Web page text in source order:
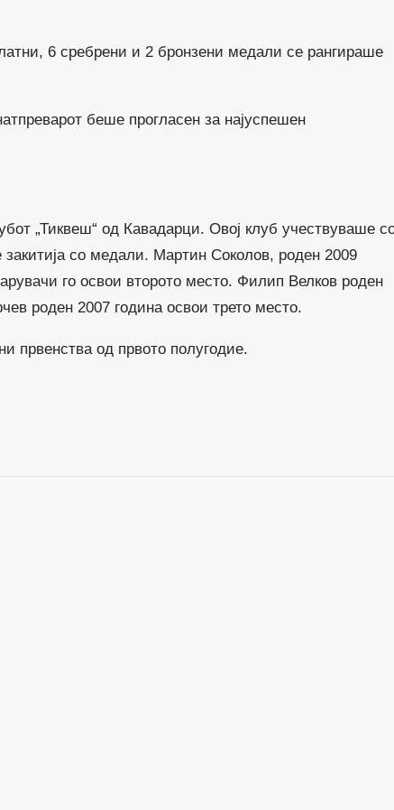
6 сребрени и 2 бронзени медали се рангираше
беше прогласен за најуспешен
„Тиквеш“ од Кавадарци. Овој клуб учествуваше
закитија со медали. Мартин Соколов, роден 2009
го освои второто место. Филип Велков роден
роден 2007 година освои трето место.
првенства од првото полугодие.